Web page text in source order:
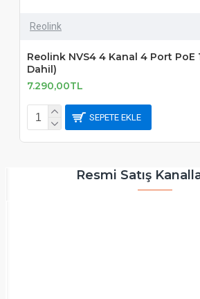
Reolink
Reolink NVS4 4 Kanal 4 Port PoE
Dahil)
7.290,00TL
SEPETE EKLE
Resmi Satış